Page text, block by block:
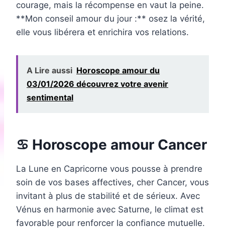
courage, mais la récompense en vaut la peine.
**Mon conseil amour du jour :** osez la vérité,
elle vous libérera et enrichira vos relations.
A Lire aussi Horoscope amour du
03/01/2026 découvrez votre avenir
sentimental
♋ Horoscope amour Cancer
La Lune en Capricorne vous pousse à prendre
soin de vos bases affectives, cher Cancer, vous
invitant à plus de stabilité et de sérieux. Avec
Vénus en harmonie avec Saturne, le climat est
favorable pour renforcer la confiance mutuelle.